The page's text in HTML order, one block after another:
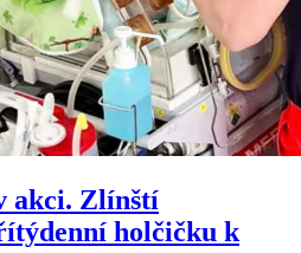
akci. Zlínští
holčičku k